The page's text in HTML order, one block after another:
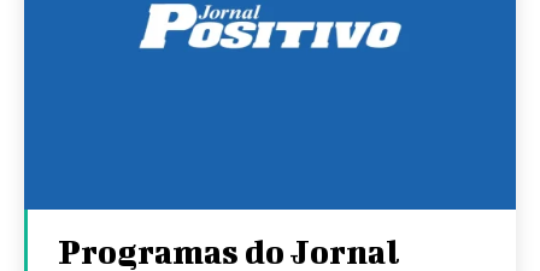
Programas do Jornal